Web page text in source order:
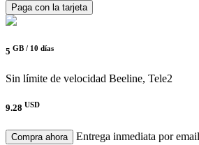
Paga con la tarjeta
5 GB / 10 días
Sin límite de velocidad Beeline, Tele2
9.28 USD
Compra ahora
Entrega inmediata por